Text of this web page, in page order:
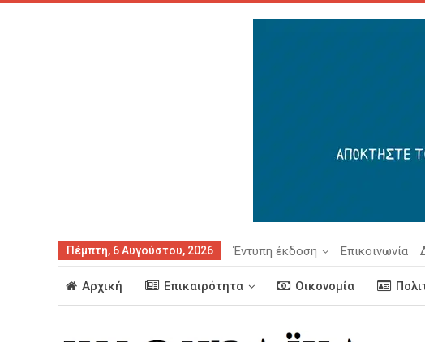
Πέμπτη, 6 Αυγούστου, 2026 Έντυπη έκδοση Επικοινωνία
Αρχική Επικαιρότητα Οικονομία